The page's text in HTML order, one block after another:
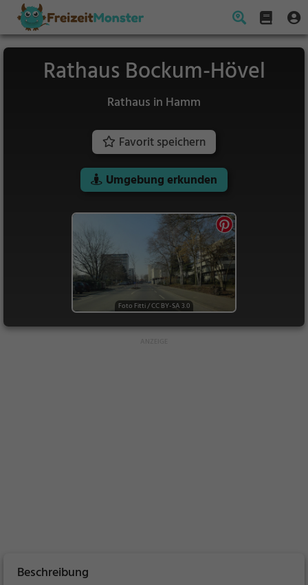
Rathaus Bockum-Hövel
Rathaus in Hamm
Favorit speichern
Umgebung erkunden
Foto Fitti/CC BY-SA 3.0
Beschreibung